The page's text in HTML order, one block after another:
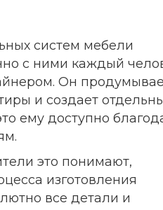
систем мебели
с ними каждый
Он
и создает
ему доступно
это понимают,
изготовления
все детали и